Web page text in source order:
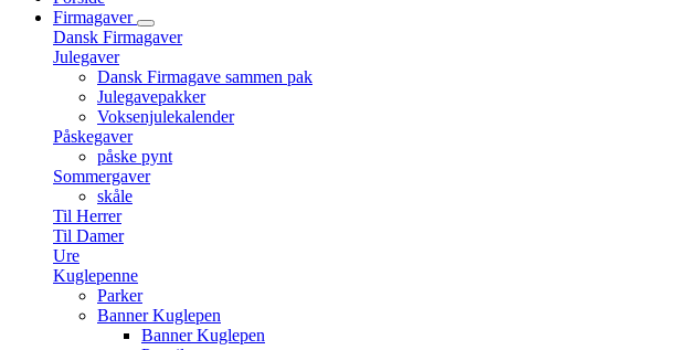
Firmagaver
Dansk Firmagaver
Julegaver
Dansk Firmagave sammen pak
Julegavepakker
Voksenjulekalender
Påskegaver
påske pynt
Sommergaver
skåle
Til Herrer
Til Damer
Ure
Kuglepenne
Parker
Banner Kuglepen
Banner Kuglepen